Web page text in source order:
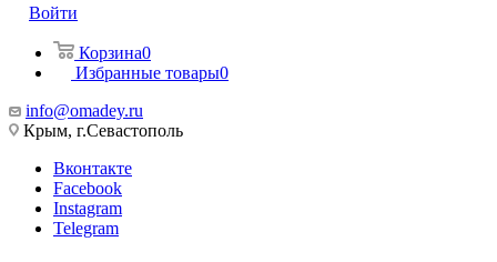
Войти
Корзина0
Избранные товары0
info@omadey.ru
Крым, г.Севастополь
Вконтакте
Facebook
Instagram
Telegram